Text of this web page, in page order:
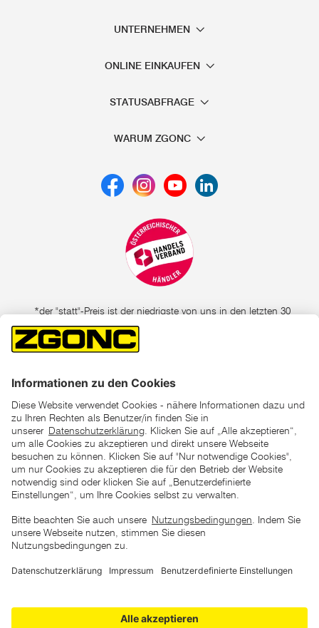
UNTERNEHMEN
ONLINE EINKAUFEN
STATUSABFRAGE
WARUM ZGONC
*der "statt"-Preis ist der niedrigste von uns in den letzten 30
Tagen vor Beginn dieser Aktion verlangte Preis
unter den UVP Preisen auf dieser Website sind die
unverbindlich empfohlenen Listenpreise unserer Lieferanten
Copyright © 2026 ZGONC. Alle Rechte vorbehalten.
AGB Datenschutz Impressum Barrierefreiheitserklärung